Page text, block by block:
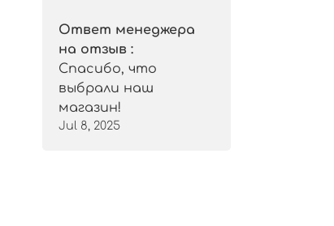
Ответ менеджера
на отзыв :
Спасибо, что
выбрали наш
магазин!
Jul 8, 2025